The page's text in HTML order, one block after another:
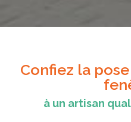
Confiez la
à un artisan